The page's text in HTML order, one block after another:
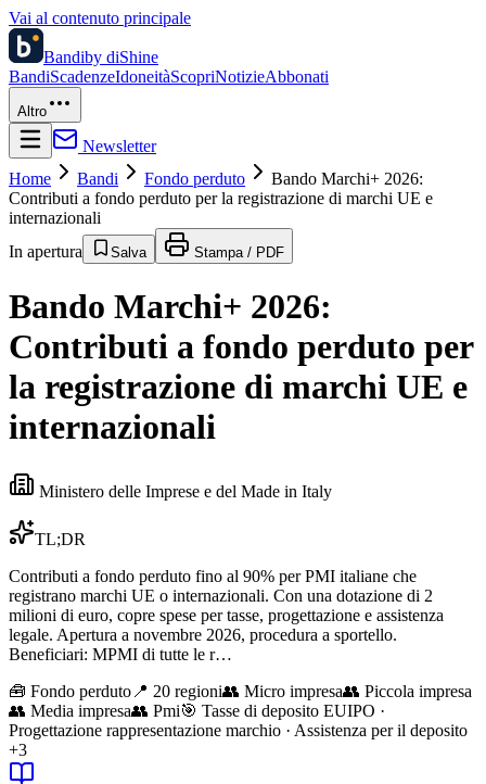
Vai al contenuto principale
Bandiby diShine
BandiScadenzeIdoneitàScopriNotizieAbbonati
Altro
Newsletter
Home
Bandi Fondo perduto
Bando Marchi+ 2026:
Contributi a fondo perduto per la registrazione di marchi UE e
internazionali
In apertura
Salva Stampa / PDF
Bando Marchi+ 2026:
Contributi a fondo perduto per
la registrazione di marchi UE e
internazionali
Ministero delle Imprese e del Made in Italy
TL;DR
Contributi a fondo perduto fino al 90% per PMI italiane che
registrano marchi UE o internazionali. Con una dotazione di 2
milioni di euro, copre spese per tasse, progettazione e assistenza
legale. Apertura a novembre 2026, procedura a sportello.
Beneficiari: MPMI di tutte le r…
🧰 Fondo perduto 📍 20 regioni👥 Micro impresa👥 Piccola impresa
👥 Media impresa👥 Pmi🎯 Tasse di deposito EUIPO ·
Progettazione rappresentazione marchio · Assistenza per il deposito
+3